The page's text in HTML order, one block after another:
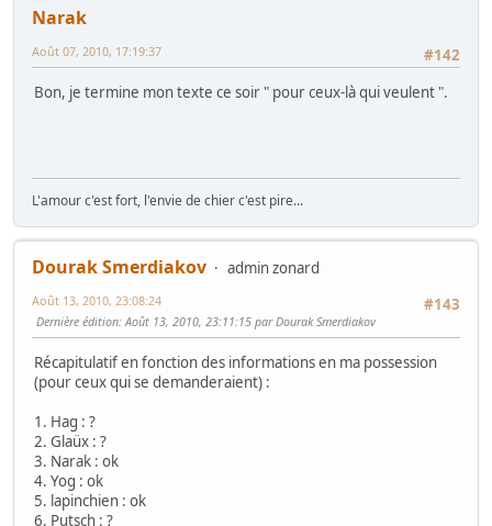
Narak
#142
Août 07, 2010, 17:19:37
Bon, je termine mon texte ce soir " pour ceux-là qui veulent ".
L'amour c'est fort, l'envie de chier c'est pire...
Dourak Smerdiakov
admin zonard
#143
Août 13, 2010, 23:08:24
Dernière édition: Août 13, 2010, 23:11:15 par Dourak Smerdiakov
Récapitulatif en fonction des informations en ma possession
(pour ceux qui se demanderaient) :
1. Hag : ?
2. Glaüx : ?
3. Narak : ok
4. Yog : ok
5. lapinchien : ok
6. Putsch : ?